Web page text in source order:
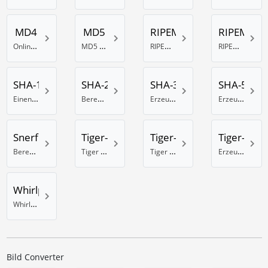
MD4
Online MD4 Generator
MD5
MD5 Hash Generator
RIPEMD-128
RIPEMD 128 Bit Hash erzeugen
RIPEMD-
RIPEMD-160 Hash Berechnung
SHA-1
Einen SHA-1 Hash generieren
SHA-256
Berechnung eines SHA-Hash mit 256 Bit
SHA-384
Erzeuge einen SHA Hash mit 384 Bits
SHA-512
Erzeuge einen SHA Hash mit 512 Bits
Snerfu
Berechnung eines Snefru Hash
Tiger-128
Tiger Hash Rechner mit 128 Bit
Tiger-160
Tiger 160 Bit Hash Rechner
Tiger-192
Erzeuge einen Tiger Hash mit 192 Bits
Whirlpool
Whirlpool online Hash Generator
Bild Converter